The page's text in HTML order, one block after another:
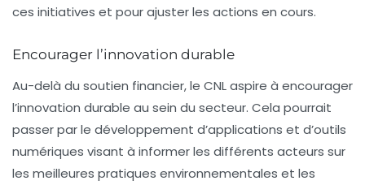
ces initiatives et pour ajuster les actions en cours.
Encourager l’innovation durable
Au-delà du soutien financier, le CNL aspire à encourager
l’innovation durable au sein du secteur. Cela pourrait
passer par le développement d’applications et d’outils
numériques visant à informer les différents acteurs sur
les meilleures pratiques environnementales et les